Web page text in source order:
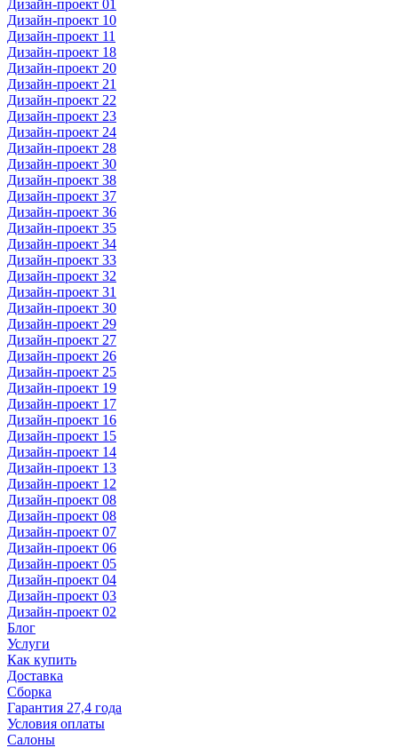
Дизайн-проект 01
Дизайн-проект 10
Дизайн-проект 11
Дизайн-проект 18
Дизайн-проект 20
Дизайн-проект 21
Дизайн-проект 22
Дизайн-проект 23
Дизайн-проект 24
Дизайн-проект 28
Дизайн-проект 30
Дизайн-проект 38
Дизайн-проект 37
Дизайн-проект 36
Дизайн-проект 35
Дизайн-проект 34
Дизайн-проект 33
Дизайн-проект 32
Дизайн-проект 31
Дизайн-проект 30
Дизайн-проект 29
Дизайн-проект 27
Дизайн-проект 26
Дизайн-проект 25
Дизайн-проект 19
Дизайн-проект 17
Дизайн-проект 16
Дизайн-проект 15
Дизайн-проект 14
Дизайн-проект 13
Дизайн-проект 12
Дизайн-проект 08
Дизайн-проект 08
Дизайн-проект 07
Дизайн-проект 06
Дизайн-проект 05
Дизайн-проект 04
Дизайн-проект 03
Дизайн-проект 02
Блог
Услуги
Как купить
Доставка
Сборка
Гарантия 27,4 года
Условия оплаты
Салоны